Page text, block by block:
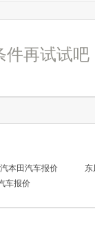
件再试试吧
本田汽车报价
东
车报价